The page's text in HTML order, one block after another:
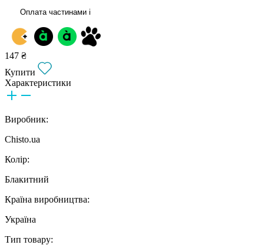
Оплата частинами i
147 ₴
Купити
Характеристики
Виробник:
Chisto.ua
Колір:
Блакитний
Країна виробництва:
Україна
Тип товару: